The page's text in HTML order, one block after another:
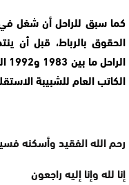
الكاتب العام للشبيبة الاستقلالية
رحم الله الفقيد وأسكنه
إنا لله وإنا إليه راجعون